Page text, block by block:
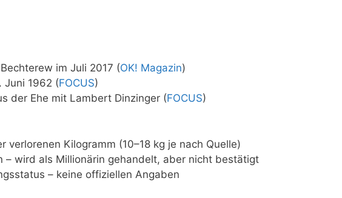
im Juli 2017 (OK! Magazin)
Juni 1962 (FOCUS)
der Ehe mit Lambert Dinzinger (FOCUS)
verlorenen Kilogramm (10–18 kg je nach Quelle)
– wird als Millionärin gehandelt, aber nicht bestätigt
– keine offiziellen Angaben